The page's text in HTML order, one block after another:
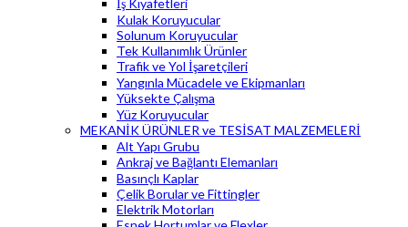
Kulak Koruyucular
Solunum Koruyucular
Tek Kullanımlık Ürünler
Trafik ve Yol İşaretçileri
Yangınla Mücadele ve Ekipmanları
Yüksekte Çalışma
Yüz Koruyucular
MEKANİK ÜRÜNLER ve TESİSAT MALZEMELERİ
Alt Yapı Grubu
Ankraj ve Bağlantı Elemanları
Basınçlı Kaplar
Çelik Borular ve Fittingler
Elektrik Motorları